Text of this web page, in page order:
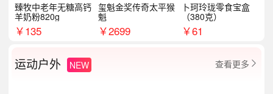
臻牧中老年无糖高钙
羊奶粉820g
￥135
玺魁金奖传奇太平猴
魁
￥2699
卜珂玲珑零食宝盒
（380克）
￥61
运动户外 NEW 查看更多 